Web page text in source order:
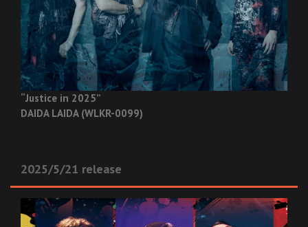
“Justice in 2025”
DAIDA LAIDA (WLKR-0099)
2025/5/21 release